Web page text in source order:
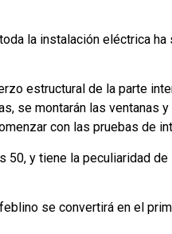
la instalación eléctrica
estructural de la parte
se montarán las ventanas
con las pruebas de
y tiene la peculiaridad
se convertirá en el